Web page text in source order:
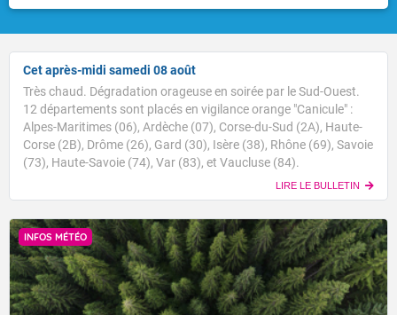
Cet après-midi samedi 08 août
Très chaud. Dégradation orageuse en soirée par le Sud-Ouest.
12 départements sont placés en vigilance orange "Canicule" :
Alpes-Maritimes (06), Ardèche (07), Corse-du-Sud (2A), Haute-
Corse (2B), Drôme (26), Gard (30), Isère (38), Rhône (69), Savoie
(73), Haute-Savoie (74), Var (83), et Vaucluse (84).
LIRE LE BULLETIN
INFOS MÉTÉO